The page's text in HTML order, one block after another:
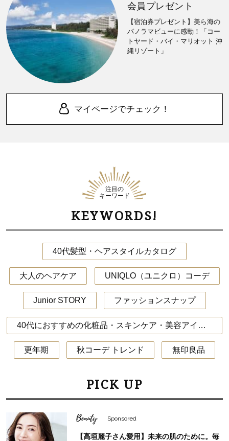
会員プレゼント
【宿泊券プレゼント】美ら海の
パノラマビューに感動！「コー
トヤード・バイ・マリオット 沖
縄リゾート」
マイページでチェック！
注目の
キーワード
KEYWORDS!
40代髪型・ヘアスタイルカタログ
大人のヘアケア UNIQLO（ユニクロ）コーデ
Junior STORY ファッションスナップ
40代におすすめの化粧品・スキンケア・美容アイテム
更年期 秋コーデ トレンド 無印良品
PICK UP
Beauty Sponsored
【高垣麗子さん愛用】未来の肌のために。毎